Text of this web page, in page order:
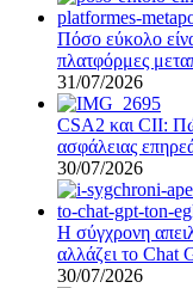
Πόσο εύκολο
πλατφόρμες
31/07/2026
CSA2 και CII:
ασφάλειας
30/07/2026
Η σύγχρονη
αλλάζει το Chat
30/07/2026